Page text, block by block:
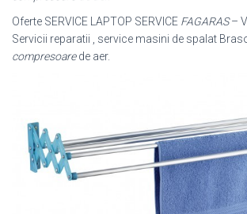
Oferte SERVICE LAPTOP SERVICE FAGARAS–
Servicii reparatii , service masini de spalat
compresoarede aer.